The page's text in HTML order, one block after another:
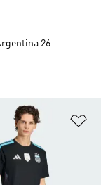
de deseos
26